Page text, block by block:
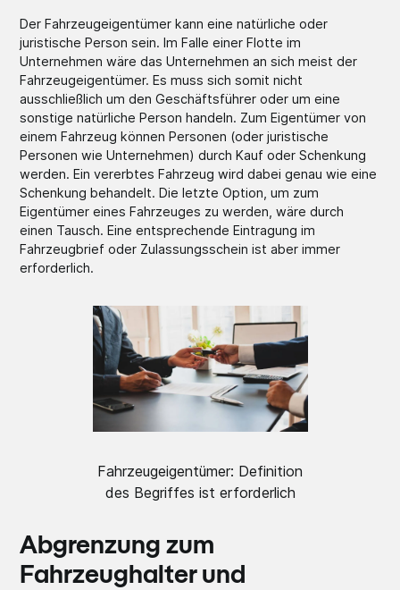
Der Fahrzeugeigentümer kann eine natürliche oder
juristische Person sein. Im Falle einer Flotte im
Unternehmen wäre das Unternehmen an sich meist der
Fahrzeugeigentümer. Es muss sich somit nicht
ausschließlich um den Geschäftsführer oder um eine
sonstige natürliche Person handeln. Zum Eigentümer von
einem Fahrzeug können Personen (oder juristische
Personen wie Unternehmen) durch Kauf oder Schenkung
werden. Ein vererbtes Fahrzeug wird dabei genau wie eine
Schenkung behandelt. Die letzte Option, um zum
Eigentümer eines Fahrzeuges zu werden, wäre durch
einen Tausch. Eine entsprechende Eintragung im
Fahrzeugbrief oder Zulassungsschein ist aber immer
erforderlich.
Fahrzeugeigentümer: Definition
des Begriffes ist erforderlich
Abgrenzung zum
Fahrzeughalter und